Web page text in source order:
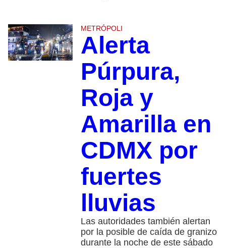
METRÓPOLI
Alerta
Púrpura,
Roja y
Amarilla en
CDMX por
fuertes
lluvias
Las autoridades también alertan
por la posible de caída de granizo
durante la noche de este sábado